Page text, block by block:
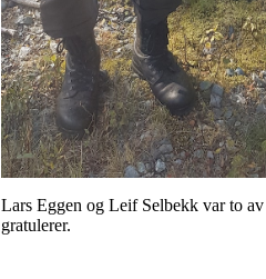
Lars Eggen og Leif Selbekk var to
gratulerer.